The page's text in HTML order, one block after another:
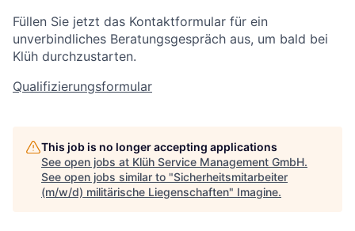
Füllen Sie jetzt das Kontaktformular für ein
unverbindliches Beratungsgespräch aus, um bald bei
Klüh durchzustarten.
Qualifizierungsformular
This job is no longer accepting applications
See open jobs at Klüh Service Management GmbH.
See open jobs similar to "Sicherheitsmitarbeiter
(m/w/d) militärische Liegenschaften" Imagine.